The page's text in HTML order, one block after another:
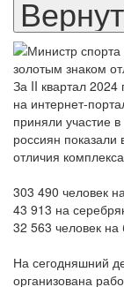
За II квартал
на интернет-
приняли участие
россиян показали
отличия
303 490 человек
43 913 на
32 563 человек на
На сегодняшний
организована